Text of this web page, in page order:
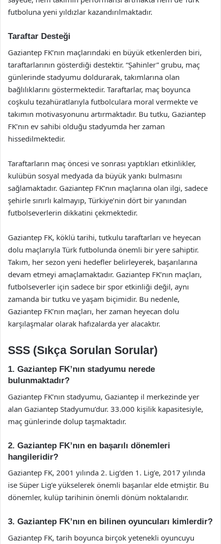
futboluna yeni yıldızlar kazandırılmaktadır.
Taraftar Desteği
Gaziantep FK’nın maçlarındaki en büyük etkenlerden biri,
taraftarlarının gösterdiği destektir. “Şahinler” grubu, maç
günlerinde stadyumu doldurarak, takımlarına olan
bağlılıklarını göstermektedir. Taraftarlar, maç boyunca
coşkulu tezahüratlarıyla futbolculara moral vermekte ve
takımın motivasyonunu artırmaktadır. Bu tutku, Gaziantep
FK’nın ev sahibi olduğu stadyumda her zaman
hissedilmektedir.
Taraftarların maç öncesi ve sonrası yaptıkları etkinlikler,
kulübün sosyal medyada da büyük yankı bulmasını
sağlamaktadır. Gaziantep FK’nın maçlarına olan ilgi, sadece
şehirle sınırlı kalmayıp, Türkiye’nin dört bir yanından
futbolseverlerin dikkatini çekmektedir.
Gaziantep FK, köklü tarihi, tutkulu taraftarları ve heyecan
dolu maçlarıyla Türk futbolunda önemli bir yere sahiptir.
Takım, her sezon yeni hedefler belirleyerek, başarılarına
devam etmeyi amaçlamaktadır. Gaziantep FK’nın maçları,
futbolseverler için sadece bir spor etkinliği değil, aynı
zamanda bir tutku ve yaşam biçimidir. Bu nedenle,
Gaziantep FK’nın maçları, her zaman heyecan dolu
karşılaşmalar olarak hafızalarda yer alacaktır.
SSS (Sıkça Sorulan Sorular)
1. Gaziantep FK’nın stadyumu nerede
bulunmaktadır?
Gaziantep FK’nın stadyumu, Gaziantep il merkezinde yer
alan Gaziantep Stadyumu’dur. 33.000 kişilik kapasitesiyle,
maç günlerinde dolup taşmaktadır.
2. Gaziantep FK’nın en başarılı dönemleri
hangileridir?
Gaziantep FK, 2001 yılında 2. Lig’den 1. Lig’e, 2017 yılında
ise Süper Lig’e yükselerek önemli başarılar elde etmiştir. Bu
dönemler, kulüp tarihinin önemli dönüm noktalarıdır.
3. Gaziantep FK’nın en bilinen oyuncuları kimlerdir?
Gaziantep FK, tarih boyunca birçok yetenekli oyuncuyu